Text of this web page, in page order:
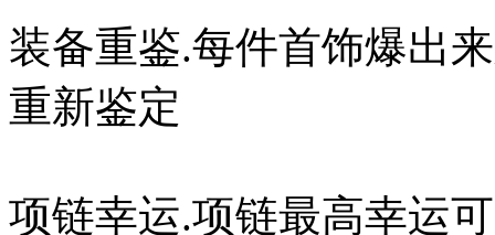
装备重鉴.每件首饰爆出
重新鉴定
项链幸运.项链最高幸运